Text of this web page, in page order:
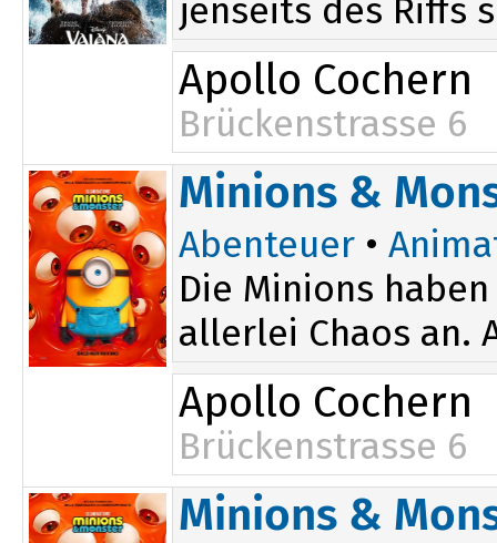
jenseits des Riffs
Apollo Cochern
Brückenstrasse 6
Minions &
Abenteuer •
Die Minions
allerlei Chaos an.
Apollo Cochern
Brückenstrasse 6
Minions &